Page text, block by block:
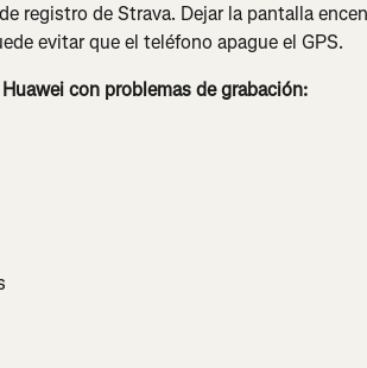
registro de Strava. Dejar la pantalla
evitar que el teléfono apague el GPS.
con problemas de grabación: